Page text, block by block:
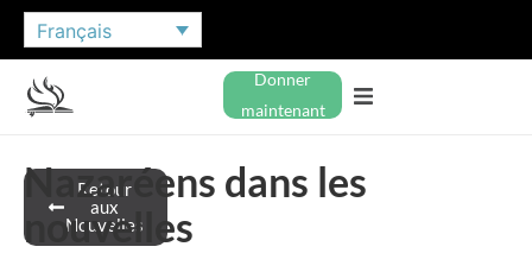
Français
Donner
maintenant
Retour
aux
Nouvelles
Nazaréens dans les
nouvelles